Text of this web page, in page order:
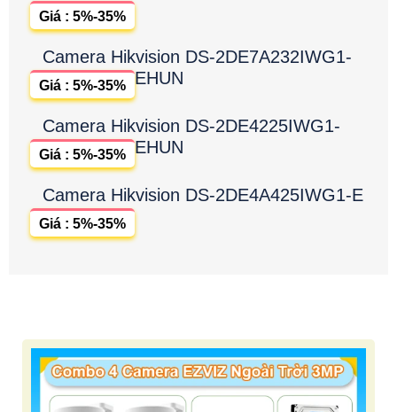
Giá : 5%-35%
Camera Hikvision DS-2DE7A232IWG1-
EHUN
Giá : 5%-35%
Camera Hikvision DS-2DE4225IWG1-
EHUN
Giá : 5%-35%
Camera Hikvision DS-2DE4A425IWG1-E
Giá : 5%-35%